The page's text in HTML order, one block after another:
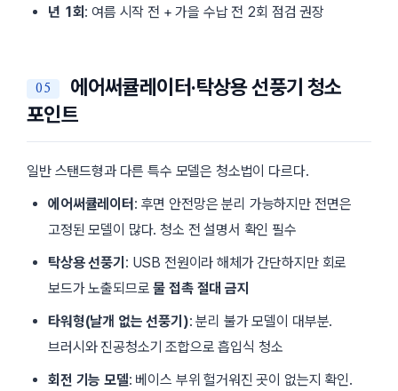
년 1회 : 여름 시작 전 + 가을 수납 전 2회 점검 권장
에어써큘레이터·탁상용 선풍기 청소
포인트
일반 스탠드형과 다른 특수 모델은 청소법이 다르다.
에어써큘레이터: 후면 안전망은 분리 가능하지만 전면은
고정된 모델이 많다. 청소 전 설명서 확인 필수
탁상용 선풍기 : USB 전원이라 해체가 간단하지만 회로
보드가 노출되므로물 접촉 절대 금지
타워형(날개 없는 선풍기): 분리 불가 모델이 대부분.
브러시와 진공청소기 조합으로 흡입식 청소
회전 기능 모델: 베이스 부위 헐거워진 곳이 없는지 확인.